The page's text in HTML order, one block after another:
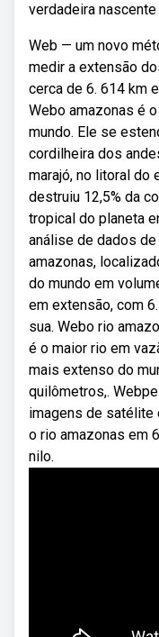
verdadeira nascente
Web — um novo
medir a extensão
cerca de 6. 614 km
Webo amazonas é
mundo. Ele se
cordilheira dos
marajó, no litoral do
destruiu 12,5% da
tropical do planeta
análise de dados
amazonas,
do mundo em
em extensão, com
sua. Webo rio
é o maior rio em
mais extenso do
quilômetros,.
imagens de satélite
o rio amazonas em
nilo.